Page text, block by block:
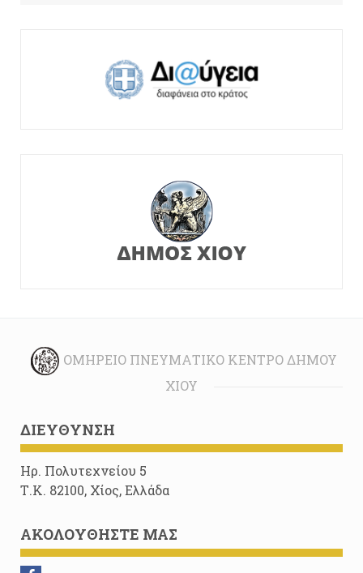
ΟΜΉΡΕΙΟ ΠΝΕΥΜΑΤΙΚΌ ΚΈΝΤΡΟ ΔΉΜΟΥ
ΧΊΟΥ
ΔΙΕΎΘΥΝΣΗ
Ηρ. Πολυτεχνείου 5
Τ.Κ. 82100, Χίος, Ελλάδα
ΑΚΟΛΟΥΘΉΣΤΕ ΜΑΣ